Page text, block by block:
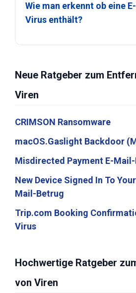
Wie man erkennt ob eine
Virus enthält?
Neue Ratgeber zum
Viren
CRIMSON Ransomware
macOS.Gaslight Backdoor
Misdirected Payment E-
New Device Signed In To
Mail-Betrug
Trip.com Booking
Virus
Hochwertige Ratgeber
von Viren